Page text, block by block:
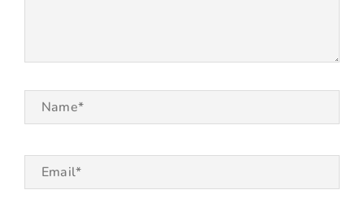
Name*
Email*